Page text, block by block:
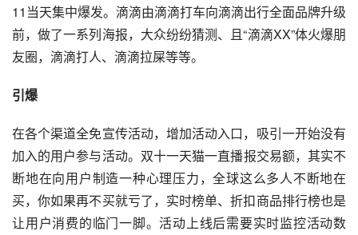
11当天集中爆发。滴滴由滴滴打车向滴滴出行全面品牌升级
前，做了一系列海报，大众纷纷猜测、且“滴滴XX”体火爆朋
友圈，滴滴打人、滴滴拉屎等等。
引爆
在各个渠道全免宣传活动，增加活动入口，吸引一开始没有
加入的用户参与活动。 双十一天猫一直播报交易额，其实不
断地在向用户制造一种心理压力，全球这么多人不断地在
买，你如果再不买就亏了，实时榜单、折扣商品排行榜也是
让用户消费的临门一脚。活动上线后需要实时监控活动数